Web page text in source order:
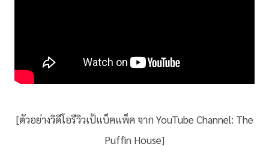
[ตัวอย่างวิดีโอรีวิวเป้แบ็คแพ็ค จาก YouTube Channel: The
Puffin House]